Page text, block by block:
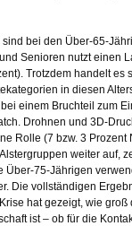
bei den Über-65-
Senioren nutzt einen
Trotzdem handelt es
in diesen
einem Bruchteil zum
Drohnen und 3D-
Rolle (7 bzw. 3 Prozent
weiter auf,
Über-75-Jährigen
Die vollständigen
hat gezeigt, wie groß
ist – ob für die